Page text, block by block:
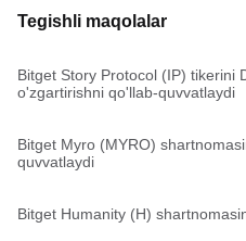
Tegishli maqolalar
Bitget Story Protocol (IP) tikerini
o'zgartirishni qo'llab-quvvatlaydi
Bitget Myro (MYRO)
quvvatlaydi
Bitget Humanity (H)